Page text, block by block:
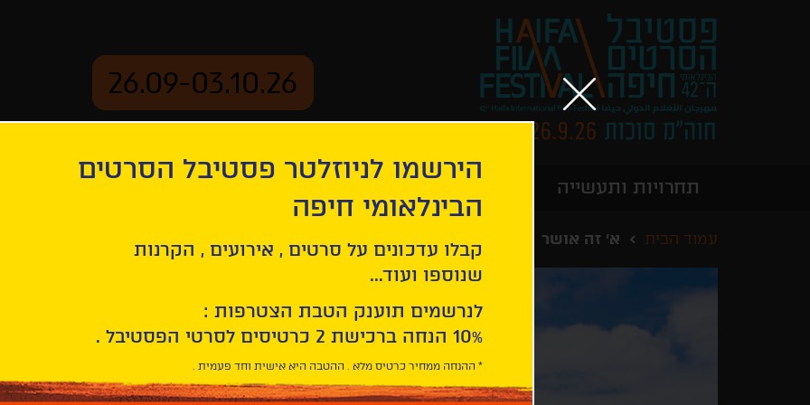
26.09-03.10.26
תחרויות ותעשייה
עמוד הבית א' זה אושר
הירשמו לניוזלטר פסטיבל הסרטים
הבינלאומי חיפה
קבלו עדכונים על סרטים , אירועים , הקרנות
שנוספו ועוד...
לנרשמים תוענק הטבת הצטרפות :
10% הנחה ברכישת 2 כרטיסים לסרטי הפסטיבל .
* ההנחה ממחיר כרטיס מלא . ההטבה היא אישית וחד פעמית .